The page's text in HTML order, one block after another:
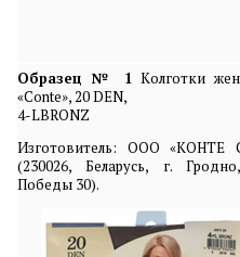
Образец № 1Колготки
«Conte», 20 DEN,
4-LBRONZ
Изготовитель: ООО «КОНТЕ
(230026, Беларусь, г.
Победы 30).